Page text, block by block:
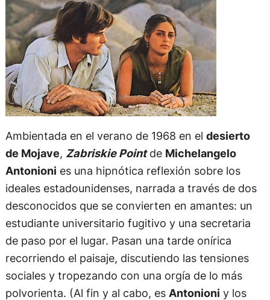
Ambientada en el verano de 1968 en el desierto
de Mojave, Zabriskie Pointde Michelangelo
Antonioni es una hipnótica reflexión sobre los
ideales estadounidenses, narrada a través de dos
desconocidos que se convierten en amantes: un
estudiante universitario fugitivo y una secretaria
de paso por el lugar. Pasan una tarde onírica
recorriendo el paisaje, discutiendo las tensiones
sociales y tropezando con una orgía de lo más
polvorienta. (Al fin y al cabo, es Antonioni y los